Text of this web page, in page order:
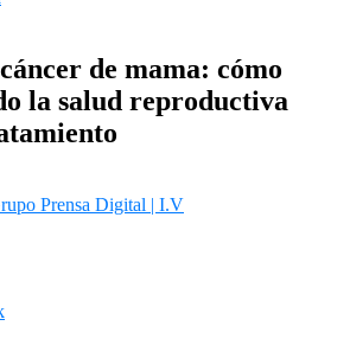
de mama: cómo
la salud reproductiva
Prensa Digital | I.V